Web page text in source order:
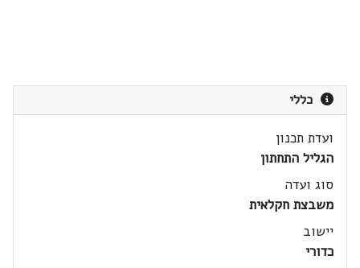
כללי
ועדת תכנון
הגליל התחתון
סוג ועדה
משבצת חקלאית
יישוב
כדורי